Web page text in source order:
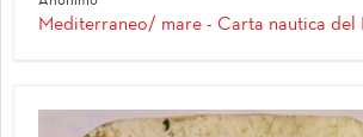
Mediterraneo/ mare - Carta nautica del